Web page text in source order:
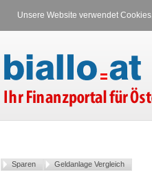
Unsere Website verwendet
Sparen Geldanlage Vergleich